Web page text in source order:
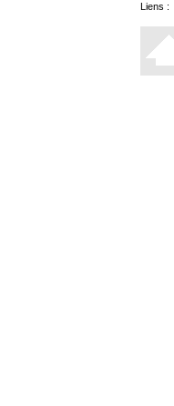
Liens :